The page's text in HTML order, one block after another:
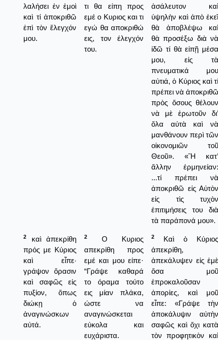
λαλήσει ἐν ἐμοὶ
καὶ τί ἀποκριθῶ
ἐπὶ τὸν ἔλεγχόν
μου.
τι θα είπη προς
εμέ ο Κυριος και τι
εγώ θα αποκριθώ
εις, τον έλεγχόν
του.
ἀσάλευτον καὶ
ὑψηλὴν καὶ ἀπὸ ἐκεῖ
θὰ ἀποβλέψω καὶ
θὰ προσέξω διὰ νὰ
ἰδῶ τί θὰ εἰπῇ μέσα
μου, εἰς τὰ
πνευματικά μου
αὐτιά, ὁ Κύριος καὶ τί
πρέπει νὰ ἀποκριθῶ
πρὸς ὅσους θέλουν
νὰ μὲ ἐρωτοῦν δι’
ὅλα αὐτὰ καὶ νὰ
μανθάνουν περὶ τῶν
οἰκονομιῶν τοῦ
Θεοῦ». «Ἢ κατ’
ἄλλην ἑρμηνείαν:
...τί πρέπει νὰ
ἀποκριθῶ εἰς Αὐτὸν
εἰς τὶς τυχὸν
ἐπιτιμήσεις του διὰ
τὰ παράπονά μου».
2
καὶ ἀπεκρίθη
πρός με Κύριος
καὶ εἶπε·
γράψον ὅρασιν
καὶ σαφῶς εἰς
πυξίον, ὅπως
διώκῃ ὁ
ἀναγινώσκων
αὐτά.
2
Ο Κυριος
απεκρίθη προς
εμέ και μου είπε·
“Γράψε καθαρά
το όραμα τούτο
εις μίαν πλάκα,
ώστε να
αναγινώσκεται
εύκολα και
ευχάριστα.
2
Καὶ ὁ Κύριος
ἀπεκρίθη,
ἀπεκάλυψεν εἰς ἐμὲ
ὅσα μοῦ
ἐπροκαλοῦσαν
ἀπορίες, καὶ μοῦ
εἶπε: «Γράψε τὴν
ἀποκάλυψιν αὐτὴν
σαφῶς καὶ ὄχι κατὰ
τὸν προφητικὸν καὶ